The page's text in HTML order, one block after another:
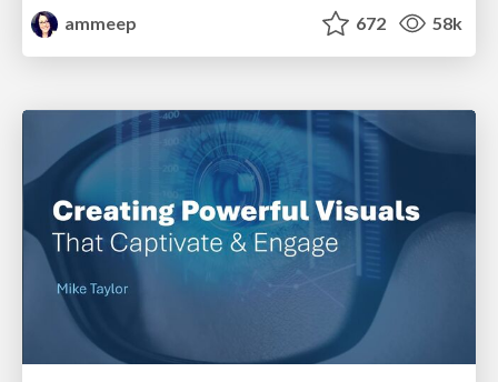
ammeep
672 58k